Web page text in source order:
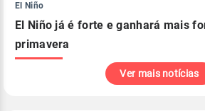
El Niño
El Niño já é forte e ganhará mais
primavera
Ver mais notícias